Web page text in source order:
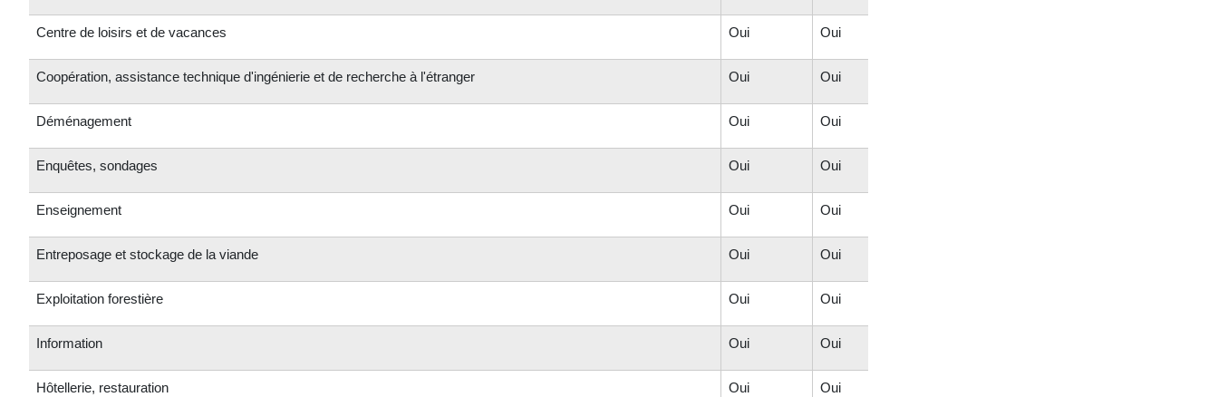
Centre de loisirs et de vacances Oui Oui
Coopération, assistance technique d'ingénierie et de recherche à l'étranger Oui Oui
Déménagement Oui Oui
Enquêtes, sondages Oui Oui
Enseignement Oui Oui
Entreposage et stockage de la viande Oui Oui
Exploitation forestière Oui Oui
Information Oui Oui
Hôtellerie, restauration Oui Oui